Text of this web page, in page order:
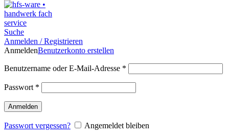
Suche
Anmelden / Registrieren
AnmeldenBenutzerkonto erstellen
Benutzername oder E-Mail-Adresse *
Passwort *
Anmelden
Passwort vergessen?
Angemeldet bleiben